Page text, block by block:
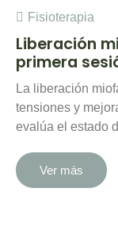
Fisioterapia
Liberación
primera
La liberación
tensiones y
evalúa el estado
Ver más